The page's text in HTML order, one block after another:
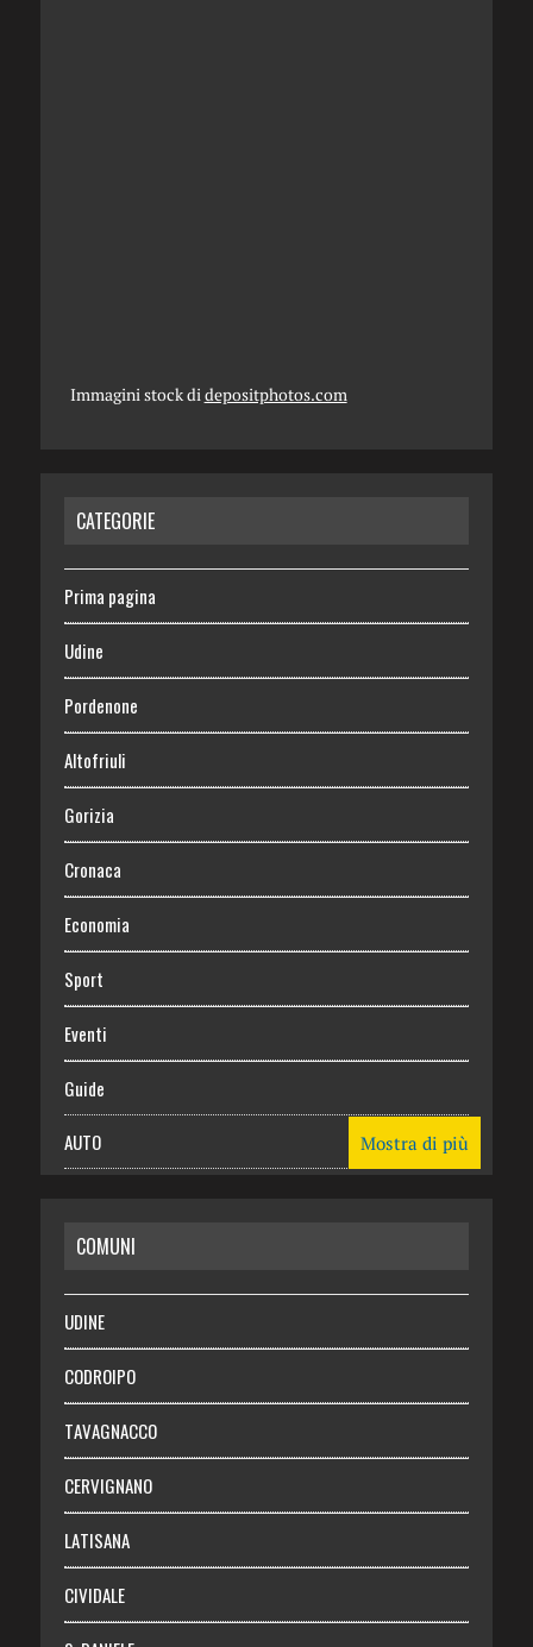
Immagini stock di depositphotos.com
CATEGORIE
Prima pagina
Udine
Pordenone
Altofriuli
Gorizia
Cronaca
Economia
Sport
Eventi
Guide
AUTO
RISPARMIO
SALUTE
Necrologie
Chi siamo
Abbonati
Login
Mostra di più
COMUNI
UDINE
CODROIPO
TAVAGNACCO
CERVIGNANO
LATISANA
CIVIDALE